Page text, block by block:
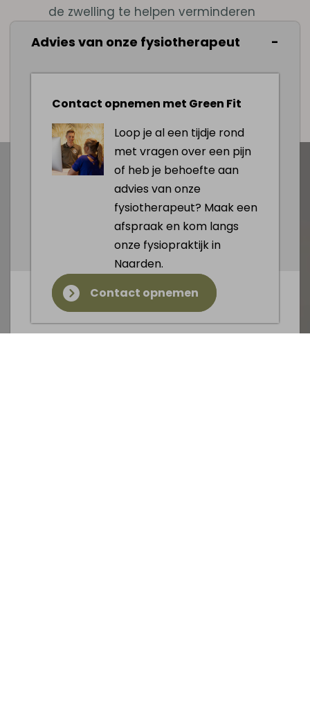
de zwelling te helpen verminderen
op de benen te verminderen
Afspraak maken
Advies van onze fysiotherapeut
Contact opnemen met Green Fit
Loop je al een tijdje rond
met vragen over een pijn
of heb je behoefte aan
advies van onze
fysiotherapeut? Maak een
afspraak en kom langs
onze fysiopraktijk in
Naarden.
Contact opnemen